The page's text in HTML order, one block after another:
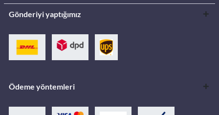
Gönderiyi yaptığımız
Ödeme yöntemleri